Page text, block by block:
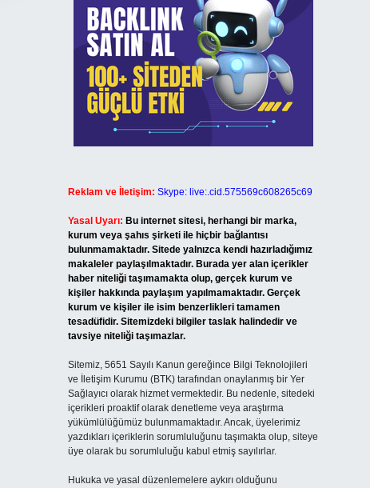
Reklam ve İletişim: Skype: live:.cid.575569c608265c69
Yasal Uyarı: Bu internet sitesi, herhangi bir marka,
kurum veya şahıs şirketi ile hiçbir bağlantısı
bulunmamaktadır. Sitede yalnızca kendi hazırladığımız
makaleler paylaşılmaktadır. Burada yer alan içerikler
haber niteliği taşımamakta olup, gerçek kurum ve
kişiler hakkında paylaşım yapılmamaktadır. Gerçek
kurum ve kişiler ile isim benzerlikleri tamamen
tesadüfidir. Sitemizdeki bilgiler taslak halindedir ve
tavsiye niteliği taşımazlar.
Sitemiz, 5651 Sayılı Kanun gereğince Bilgi Teknolojileri
ve İletişim Kurumu (BTK) tarafından onaylanmış bir Yer
Sağlayıcı olarak hizmet vermektedir. Bu nedenle, sitedeki
içerikleri proaktif olarak denetleme veya araştırma
yükümlülüğümüz bulunmamaktadır. Ancak, üyelerimiz
yazdıkları içeriklerin sorumluluğunu taşımakta olup, siteye
üye olarak bu sorumluluğu kabul etmiş sayılırlar.
Hukuka ve yasal düzenlemelere aykırı olduğunu